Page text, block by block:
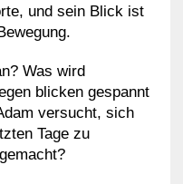
und sein Blick ist
Was wird
blicken gespannt
versucht, sich
Tage zu